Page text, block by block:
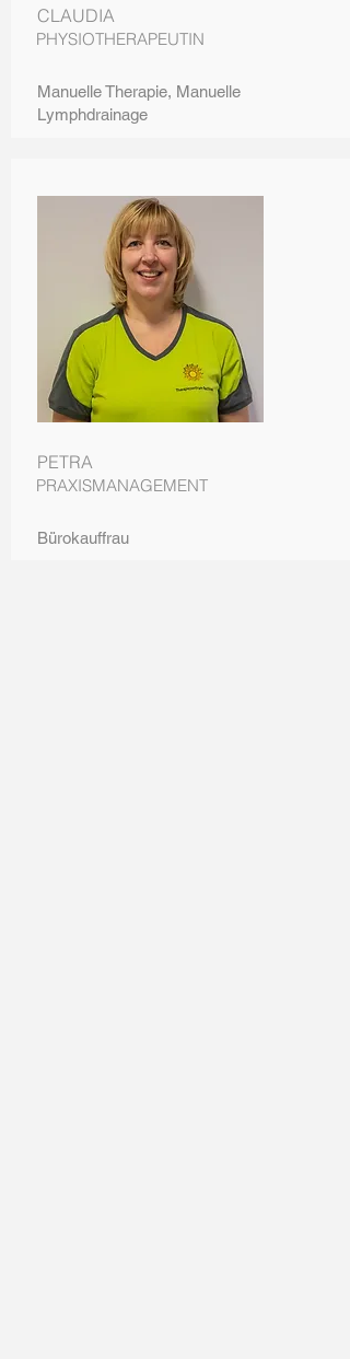
CLAUDIA
PHYSIOTHERAPEUTIN
Manuelle Therapie, Manuelle
Lymphdrainage
PETRA
PRAXISMANAGEMENT
Bürokauffrau